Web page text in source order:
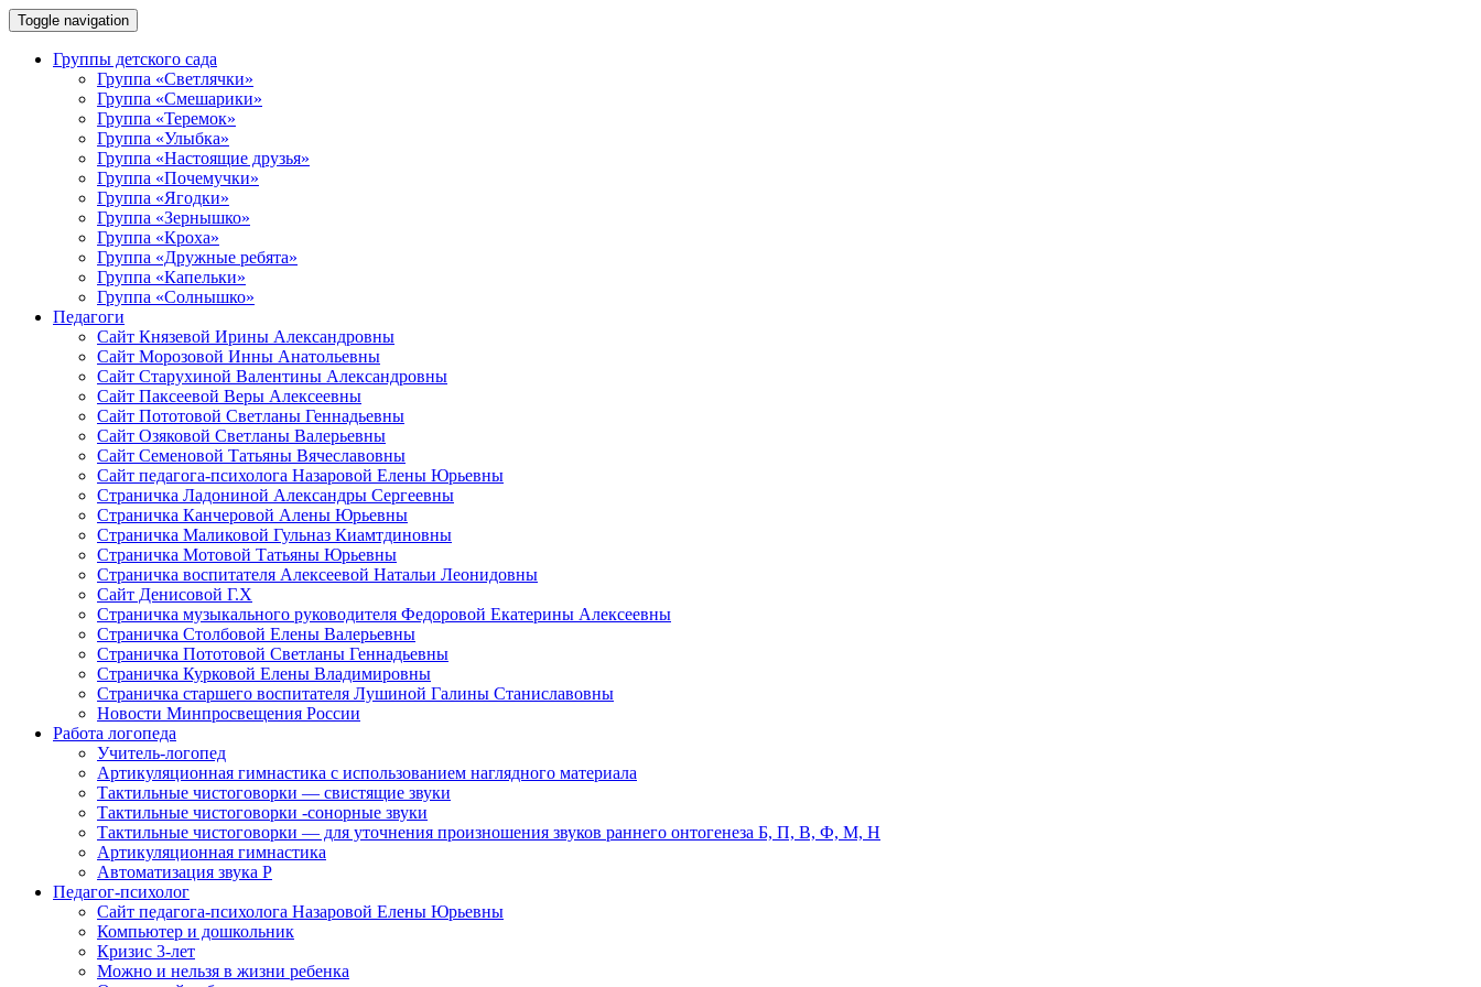
Toggle navigation
Группы детского сада
Группа «Светлячки»
Группа «Смешарики»
Группа «Теремок»
Группа «Улыбка»
Группа «Настоящие друзья»
Группа «Почемучки»
Группа «Ягодки»
Группа «Зернышко»
Группа «Кроха»
Группа «Дружные ребята»
Группа «Капельки»
Группа «Солнышко»
Педагоги
Сайт Князевой Ирины Александровны
Сайт Морозовой Инны Анатольевны
Сайт Старухиной Валентины Александровны
Сайт Паксеевой Веры Алексеевны
Сайт Пототовой Светланы Геннадьевны
Сайт Озяковой Светланы Валерьевны
Сайт Семеновой Татьяны Вячеславовны
Сайт педагога-психолога Назаровой Елены Юрьевны
Страничка Ладониной Александры Сергеевны
Страничка Канчеровой Алены Юрьевны
Страничка Маликовой Гульназ Киамтдиновны
Страничка Мотовой Татьяны Юрьевны
Cтраничка воспитателя Алексеевой Натальи Леонидовны
Сайт Денисовой Г.Х
Страничка музыкального руководителя Федоровой Екатерины Алексеевны
Страничка Столбовой Елены Валерьевны
Страничка Пототовой Светланы Геннадьевны
Страничка Курковой Елены Владимировны
Страничка старшего воспитателя Лушиной Галины Станиславовны
Новости Минпросвещения России
Работа логопеда
Учитель-логопед
Артикуляционная гимнастика с использованием наглядного материала
Тактильные чистоговорки — свистящие звуки
Тактильные чистоговорки -сонорные звуки
Тактильные чистоговорки — для уточнения произношения звуков раннего онтогенеза Б, П, В, Ф, М, Н
Артикуляционная гимнастика
Автоматизация звука Р
Педагог-психолог
Сайт педагога-психолога Назаровой Елены Юрьевны
Компьютер и дошкольник
Кризис 3-лет
Можно и нельзя в жизни ребенка